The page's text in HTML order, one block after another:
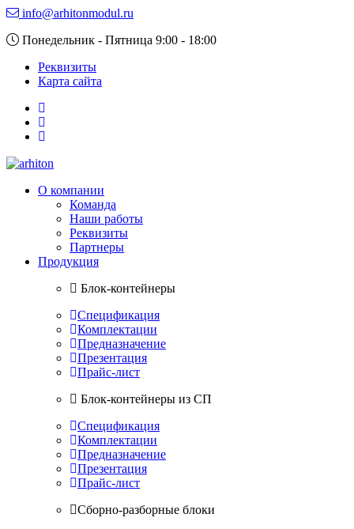
info@arhitonmodul.ru
Понедельник - Пятница 9:00 - 18:00
Реквизиты
Карта сайта
О компании
Команда
Наши работы
Реквизиты
Партнеры
Продукция
Блок-контейнеры
Спецификация
Комплектации
Предназначение
Презентация
Прайс-лист
Блок-контейнеры из СП
Спецификация
Комплектации
Предназначение
Презентация
Прайс-лист
Сборно-разборные блоки